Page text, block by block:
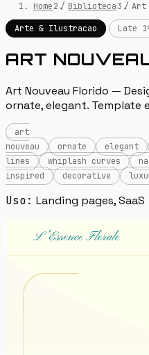
Home / Biblioteca / Art
Arte & Ilustracao
Late
ART
Art Nouveau Florido —
ornate, elegant. Template
art
nouveau
ornate elegant
lines
whiplash curves
inspired
decorative
Uso: Landing pages, SaaS